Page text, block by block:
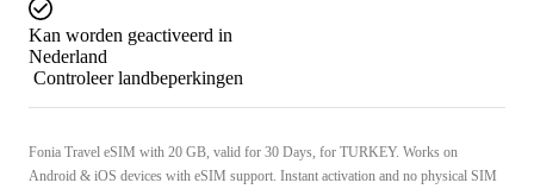
Kan worden geactiveerd in
Nederland
Controleer landbeperkingen
Fonia Travel eSIM with 20 GB, valid for 30 Days, for TURKEY. Works on
Android & iOS devices with eSIM support. Instant activation and no physical SIM